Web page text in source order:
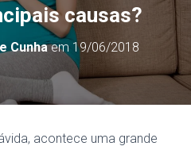
causas?
Cunhaem 19/06/2018
acontece uma grande